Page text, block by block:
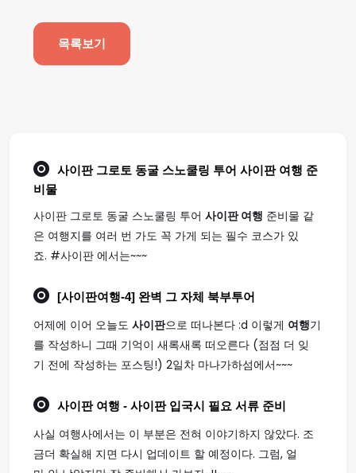
목록보기
사이판 그로토 동굴 스노쿨링 투어 사이판 여행 준
비물
사이판 그로토 동굴 스노쿨링 투어 사이판 여행 준비물 같
은 여행지를 여러 번 가도 꼭 가게 되는 필수 코스가 있
죠. #사이판 에서는~~~
[사이판여행-4] 완벽 그 자체 북부투어
어제에 이어 오늘도 사이판으로 떠나본다 :d 이렇게 여행기
를 작성하니 그때 기억이 새록새록 떠오른다 (점점 더 잊
기 전에 작성하는 포스팅!) 2일차 마나가하섬에서~~~
사이판 여행 - 사이판 입국시 필요 서류 준비
사실 여행사에서는 이 부분은 전혀 이야기하지 않았다. 조
금더 확실해 지면 다시 업데이트 할 예정이다. 그럼, 얼